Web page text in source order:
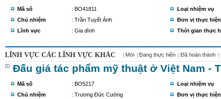
Mã số
: BO41811
Chủ nhiệm
: Trần Tuyết Ánh
Lĩnh vực
: Gia đình
Loại nhiệm vụ
Đơn vị thực hiện
Thời gian thực
LĨNH VỰC CÁC LĨNH VỰC KHÁC Mới Đang thực hiện Đã hoàn thành
Đấu giá tác phẩm mỹ thuật ở Việt Nam -
Mã số
: BO5217
Chủ nhiệm
: Trương Đức Cường
Loại nhiệm vụ
Đơn vị thực hiện